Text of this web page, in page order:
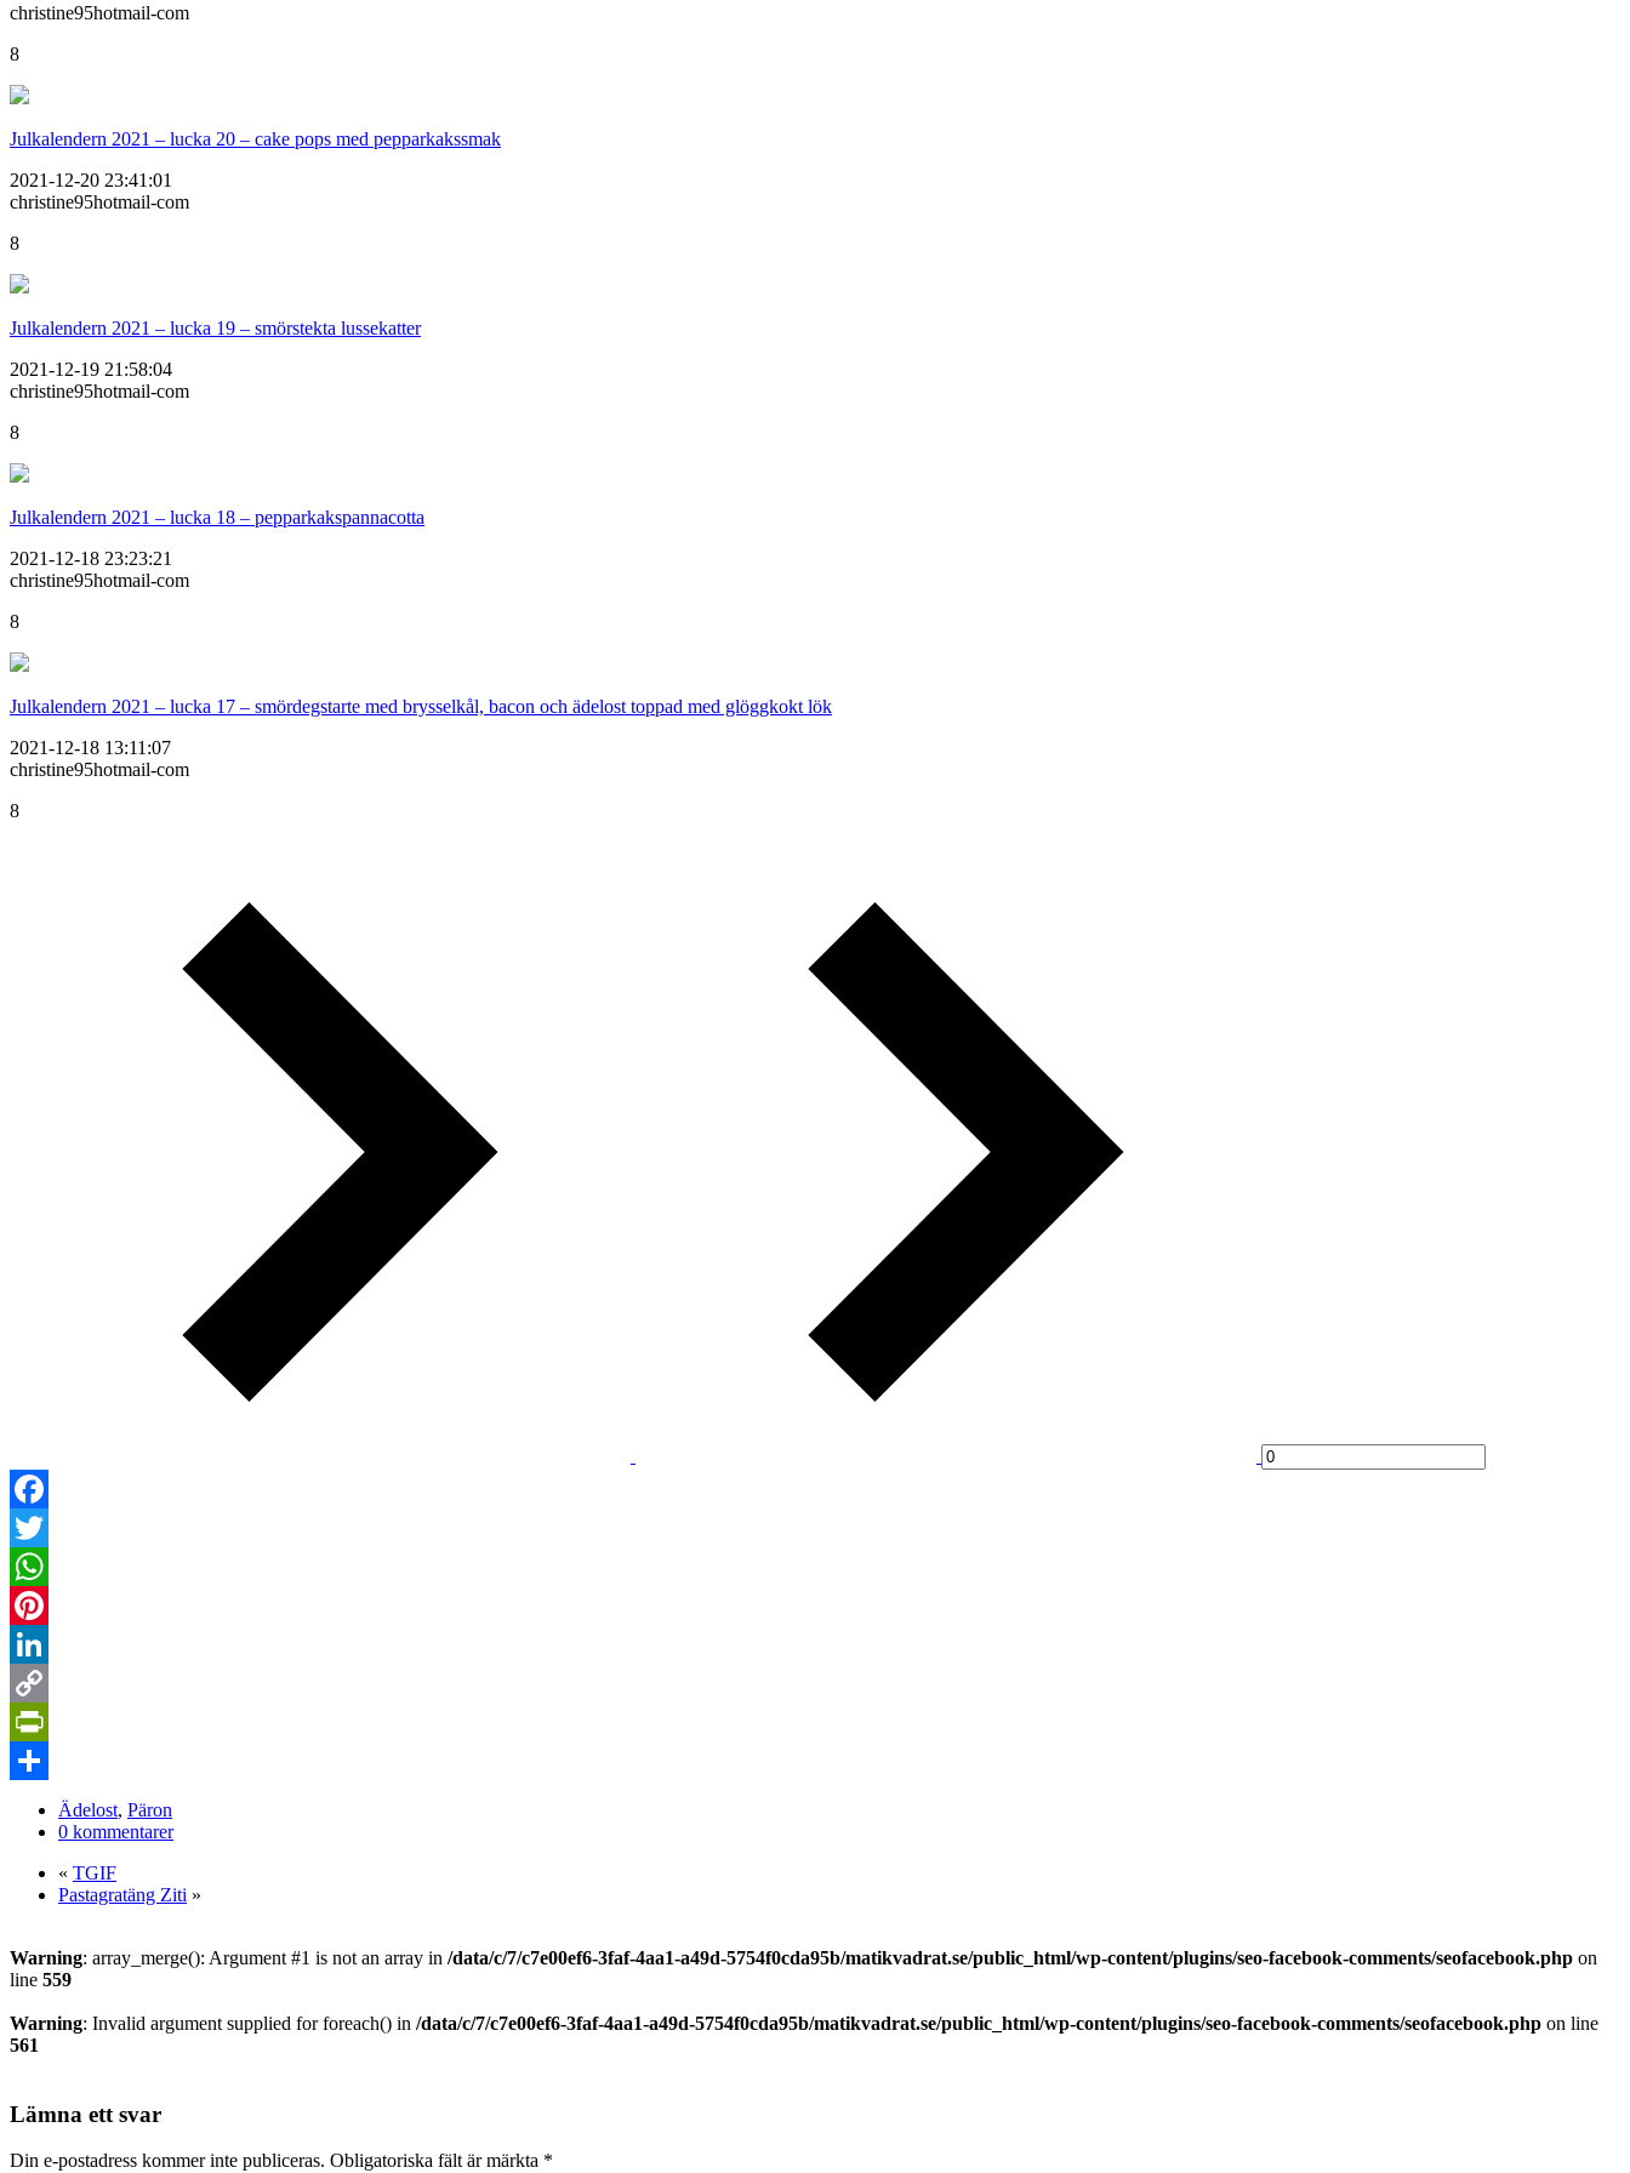
christine95hotmail-com
8
Julkalendern 2021 – lucka 20 – cake pops med pepparkakssmak
2021-12-20 23:41:01
christine95hotmail-com
8
Julkalendern 2021 – lucka 19 – smörstekta lussekatter
2021-12-19 21:58:04
christine95hotmail-com
8
Julkalendern 2021 – lucka 18 – pepparkakspannacotta
2021-12-18 23:23:21
christine95hotmail-com
8
Julkalendern 2021 – lucka 17 – smördegstarte med brysselkål, bacon och ädelost toppad med glöggkokt lök
2021-12-18 13:11:07
christine95hotmail-com
8
Facebook
Twitter
WhatsApp
Pinterest
LinkedIn
Copy
Link
PrintFriendly
Ädelost, Päron
0 kommentarer
« TGIF
Pastagratäng Ziti »
Warning: array_merge(): Argument #1 is not an array in /data/c/7/c7e00ef6-3faf-4aa1-a49d-5754f0cda95b/matikvadrat.se/public_html/wp-content/plugins/seo-facebook-comments/seofacebook.php on
line 559
Warning: Invalid argument supplied for foreach() in /data/c/7/c7e00ef6-3faf-4aa1-a49d-5754f0cda95b/matikvadrat.se/public_html/wp-content/plugins/seo-facebook-comments/seofacebook.php on line
561
Lämna ett svar
Din e-postadress kommer inte publiceras. Obligatoriska fält är märkta *